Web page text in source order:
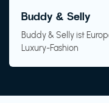
Buddy & Selly
Buddy & Selly ist
Luxury-Fashion